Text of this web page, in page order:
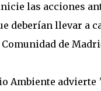
las acciones
deberían llevar a
de
Ambiente advierte